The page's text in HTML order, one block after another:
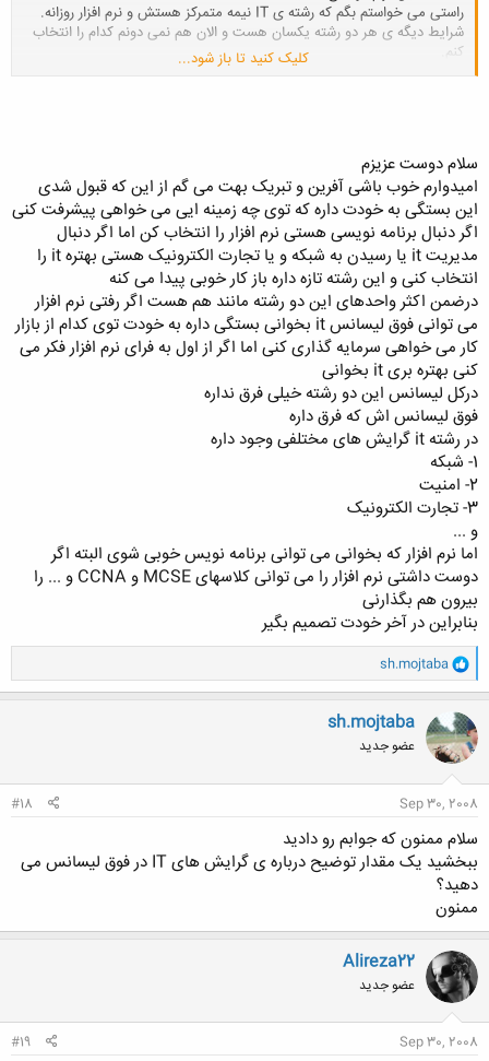
راستی می خواستم بگم که رشته ی IT نیمه متمرکز هستش و نرم افزار روزانه.
شرایط دیگه ی هر دو رشته یکسان هست و الان هم نمی دونم کدام را انتخاب
کنم.
کلیک کنید تا باز شود...
سلام دوست عزیزم
امیدوارم خوب باشی آفرین و تبریک بهت می گم از این که قبول شدی
این بستگی به خودت داره که توی چه زمینه ایی می خواهی پیشرفت کنی
اگر دنبال برنامه نویسی هستی نرم افزار را انتخاب کن اما اگر دنبال
مدیریت it یا رسیدن به شبکه و یا تجارت الکترونیک هستی بهتره it را
انتخاب کنی و این رشته تازه داره باز کار خوبی پیدا می کنه
درضمن اکثر واحدهای این دو رشته مانند هم هست اگر رفتی نرم افزار
می توانی فوق لیسانس it بخوانی بستگی داره به خودت توی کدام از بازار
کار می خواهی سرمایه گذاری کنی اما اگر از اول به فرای نرم افزار فکر می
کنی بهتره بری it بخوانی
درکل لیسانس این دو رشته خیلی فرق نداره
فوق لیسانس اش که فرق داره
در رشته it گرایش های مختلفی وجود داره
1- شبکه
2- امنیت
3- تجارت الکترونیک
و ...
اما نرم افزار که بخوانی می توانی برنامه نویس خوبی شوی البته اگر
دوست داشتی نرم افزار را می توانی کلاسهای MCSE و CCNA و ... را
بیرون هم بگذارنی
بنابراین در آخر خودت تصمیم بگیر
و
ا
ک
ش
ه
ا
sh.mojtaba
sh.mojtaba
عضو جدید
Sep 30, 2008
#18
سلام ممنون که جوابم رو دادید
ببخشید یک مقدار توضیح درباره ی گرایش های IT در فوق لیسانس می
دهید؟
ممنون
Alireza22
عضو جدید
Sep 30, 2008
#19